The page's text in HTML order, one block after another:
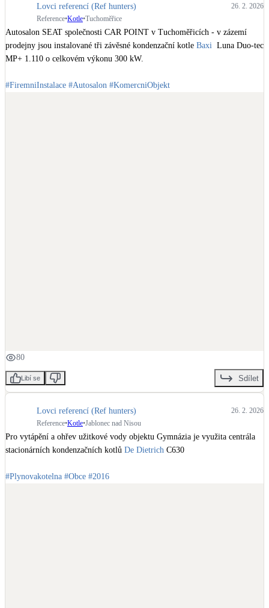
Lovci referencí (Ref hunters)
26. 2. 2026
Reference•Kotle•Tuchoměřice
Autosalon SEAT společnosti CAR POINT v Tuchoměřicích - v zázemí
prodejny jsou instalované tři závěsné kondenzační kotle Baxi
  Luna Duo-tec
MP+ 1.110 o celkovém výkonu 300 kW.
#FiremniInstalace #Autosalon #KomercniObjekt
80
Libí se Sdílet
Lovci referencí (Ref hunters)
26. 2. 2026
Reference•Kotle•Jablonec nad Nisou
Pro vytápění a ohřev užitkové vody objektu Gymnázia je využita centrála
stacionárních kondenzačních kotlů De Dietrich C630
#Plynovakotelna #Obce #2016